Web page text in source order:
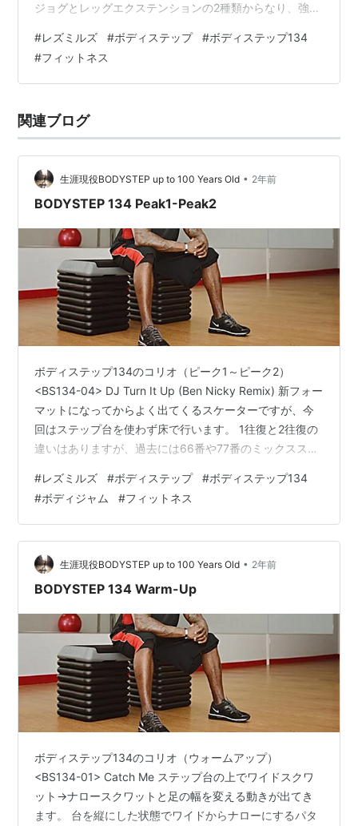
ジョグとレッグエクステンションの2種類からなり、強度
す。 コンビネーションの最終形は以下のようになります
（右足リードの例） [1-2]台に乗る[3-4]台をまたぐ[5-6]
再び台に乗る[7-8]台の後ろに降りる[9-12]右足で台を踏
ようにして顔の前に構える…
#レズミルズ #ボディステップ #ボディステップ134
#フィットネス
関連ブログ
生涯現役BODYSTEP up to 100 Years Old • 2年前
BODYSTEP 134 Peak1-Peak2
ボディステップ134のコリオ（ピーク1～ピーク2）
<BS134-04> DJ Turn It Up (Ben Nicky Remix) 新フォー
マットになってからよく出てくるスケーターですが、今
回はステップ台を使わず床で行います。 1往復と2往復の
違いはありますが、過去には66番や77番のミックススト
ーションとしては、コーナーハーフストンプ＋スケータ
ー1往復というコリオになります。 スケーターのあとはジ
ョグ→ハイニージョグ→ステップランジと一気に上げて
いきます！！ <BS134-05> Bun Up The Dance _ Lean
Bac…
#レズミルズ #ボディステップ #ボディステップ134
#ボディジャム #フィットネス
生涯現役BODYSTEP up to 100 Years Old • 2年前
BODYSTEP 134 Warm-Up
ボディステップ134のコリオ（ウォームアップ）
<BS134-01> Catch Me ステップ台の上でワイドスクワ
ット→ナロースクワットと足の幅を変える動きが出てき
ます。 台を縦にした状態でワイドからナローにするパタ